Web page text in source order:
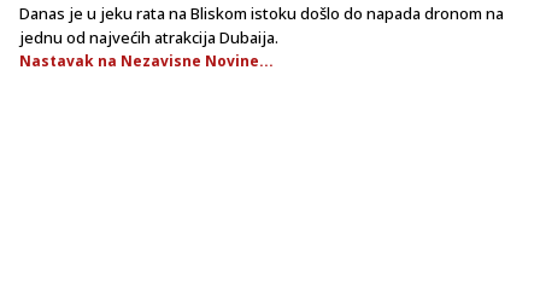
Danas je u jeku rata na Bliskom istoku došlo do napada dronom na
jednu od najvećih atrakcija Dubaija.
Nastavak na Nezavisne Novine...